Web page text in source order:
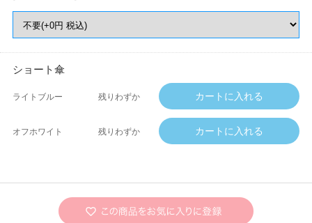
ショート傘
ライトブルー 残りわずか
オフホワイト 残りわずか